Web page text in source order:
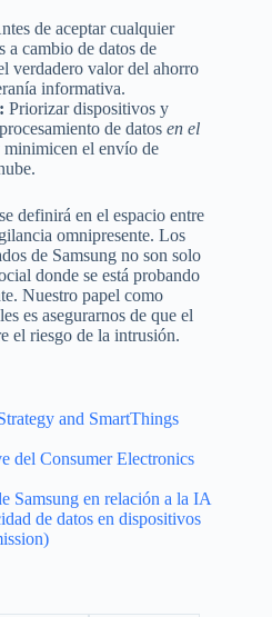
de aceptar cualquier
a cambio de datos de
verdadero valor del ahorro
informativa.
Priorizar dispositivos y
de datos en el
el envío de
definirá en el espacio entre
omnipresente. Los
de Samsung no son solo
donde se está probando
Nuestro papel como
es asegurarnos de que el
el riesgo de la intrusión.
and SmartThings
del Consumer Electronics
Samsung en relación a la IA
de datos en dispositivos